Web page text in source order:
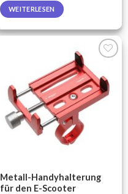
WEITERLESEN
Auf die
Wunschliste
Metall-Handyhalterung
für den E-Scooter